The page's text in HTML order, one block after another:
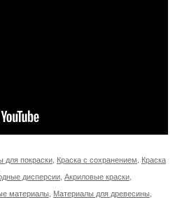
для покраски, Краска с сохранением, Краска
дисперсии, Акриловые краски,
материалы, Материалы для древесины,